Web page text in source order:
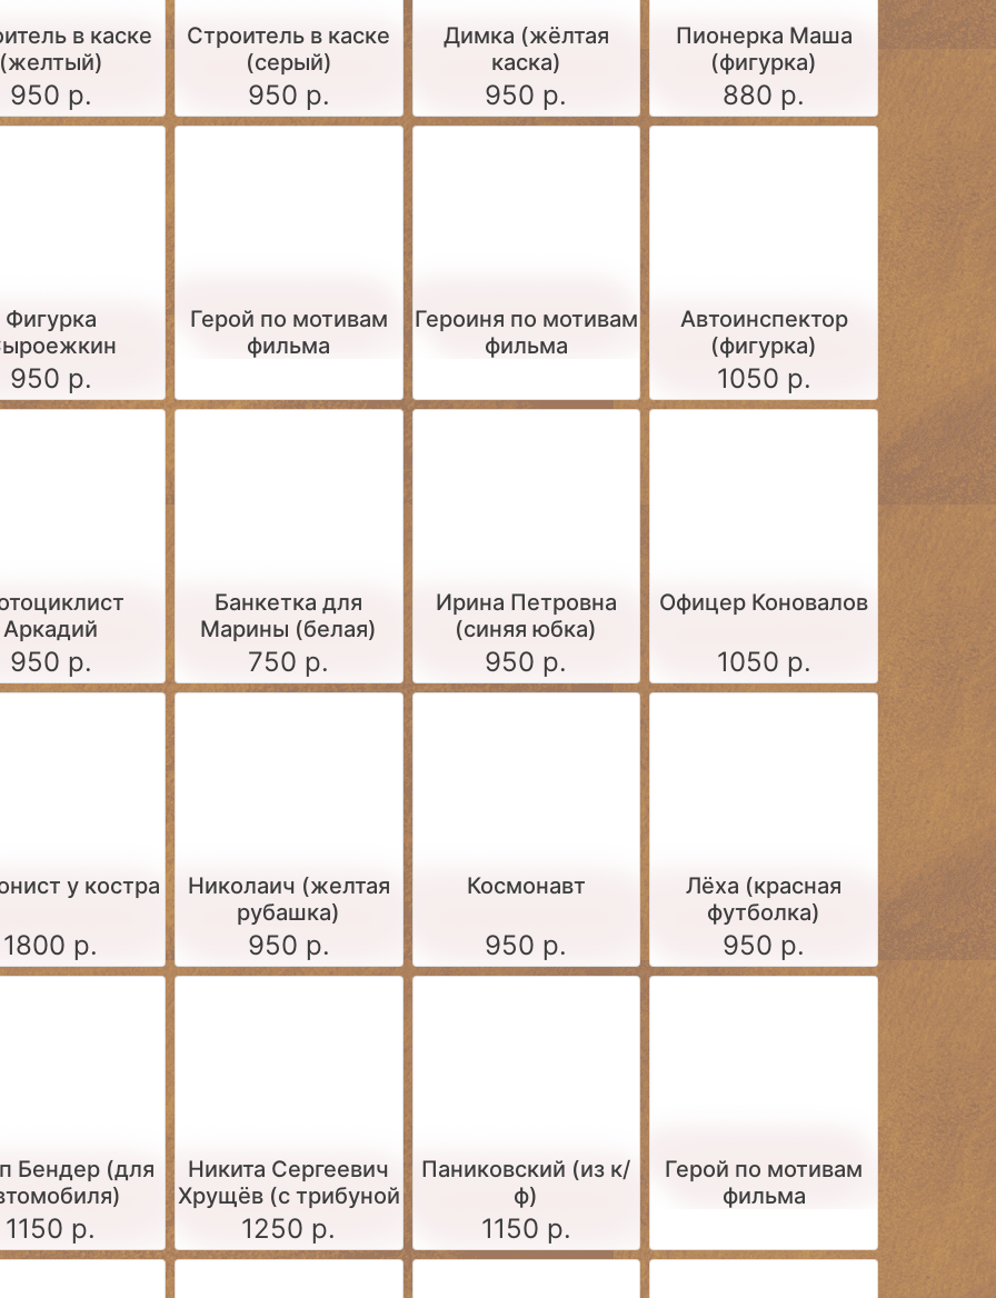
в каске
950 р.
Строитель в каске
(серый)
950 р.
Димка (жёлтая
каска)
950 р.
Пионерка Маша
(фигурка)
880 р.
Фигурка
950 р.
Герой по мотивам
фильма
Героиня по мотивам
фильма
Автоинспектор
(фигурка)
1050 р.
Аркадий
950 р.
Банкетка для
Марины (белая)
750 р.
Ирина Петровна
(синяя юбка)
950 р.
Офицер Коновалов
1050 р.
у костра
1800 р.
Николаич (желтая
рубашка)
950 р.
Космонавт
950 р.
Лёха (красная
футболка)
950 р.
Бендер (для
1150 р.
Никита Сергеевич
Хрущёв (с трибуной
и ботинком),
фигурка
1250 р.
Паниковский (из к/
ф)
1150 р.
Герой по мотивам
фильма